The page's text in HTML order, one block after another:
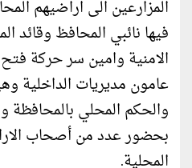
المزارعين الى اراضيهم
فيها نائبي المحافظ وقائد
الامنية وامين سر حركة
عامون مديريات الداخلية
والحكم المحلي
بحضور عدد من أصحاب
المحلية.